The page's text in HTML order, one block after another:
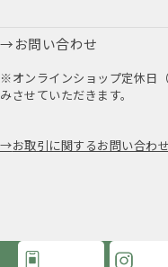
お問い合わせ
※オンラインショップ定休日
みさせていただきます。
お取引に関するお問い合わ